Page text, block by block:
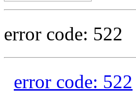
error code: 522
error code: 522